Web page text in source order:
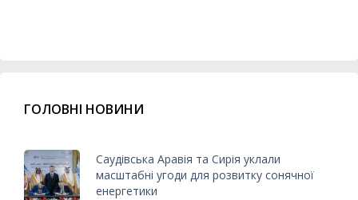
ГОЛОВНІ НОВИНИ
Саудівська Аравія та Сирія уклали
масштабні угоди для розвитку сонячної
енергетики